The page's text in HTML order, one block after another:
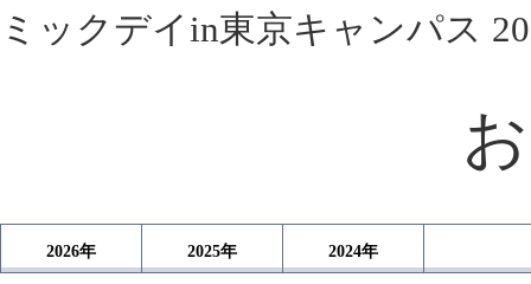
ミックデイin東京キャンパス
2026年 2025年 2024年